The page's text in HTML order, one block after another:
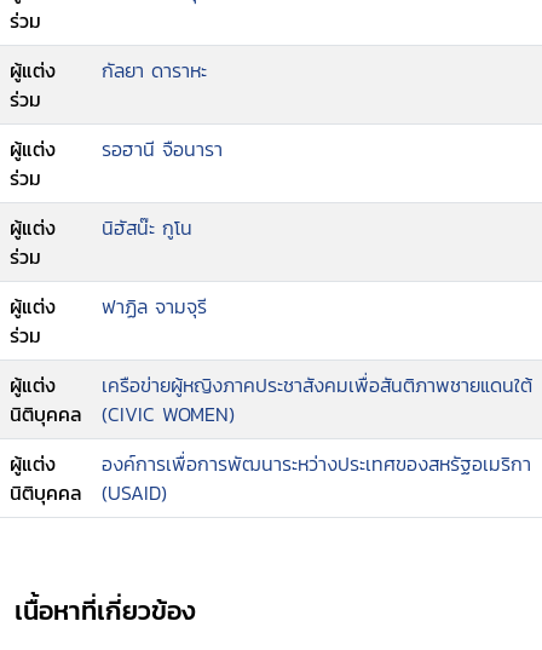
ร่วม
ผู้แต่ง
ร่วม
กัลยา ดาราหะ
ผู้แต่ง
ร่วม
รอฮานี จือนารา
ผู้แต่ง
ร่วม
นิฮัสน๊ะ กูโน
ผู้แต่ง
ร่วม
ฟาฏิล จามจุรี
ผู้แต่ง
นิติบุคคล
เครือข่ายผู้หญิงภาคประชาสังคมเพื่อสันติภาพชายแดนใต้
(CIVIC WOMEN)
ผู้แต่ง
นิติบุคคล
องค์การเพื่อการพัฒนาระหว่างประเทศของสหรัฐอเมริกา
(USAID)
เนื้อหาที่เกี่ยวข้อง